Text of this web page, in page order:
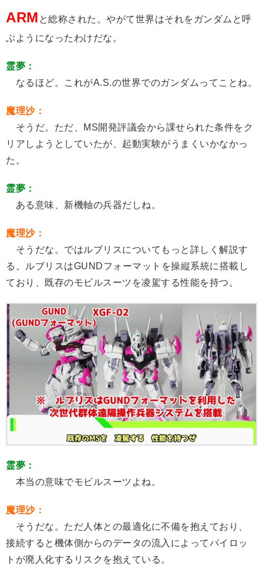
ARM と総称された。やがて世界はそれをガンダムと呼
ぶようになったわけだな。
霊夢：
なるほど。これがA.S.の世界でのガンダムってことね。
魔理沙：
そうだ。ただ、MS開発評議会から課せられた条件をク
リアしようとしていたが、起動実験がうまくいかなかっ
た。
霊夢：
ある意味、新機軸の兵器だしね。
魔理沙：
そうだな。ではルブリスについてもっと詳しく解説す
る。ルブリスはGUNDフォーマットを操縦系統に搭載し
ており、既存のモビルスーツを凌駕する性能を持つ。
霊夢：
本当の意味でモビルスーツよね。
魔理沙：
そうだな。ただ人体との最適化に不備を抱えており、
接続すると機体側からのデータの流入によってパイロッ
トが廃人化するリスクを抱えている。